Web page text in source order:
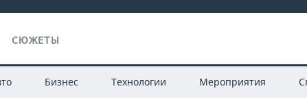
СЮЖЕТЫ
Бизнес Технологии Мероприятия